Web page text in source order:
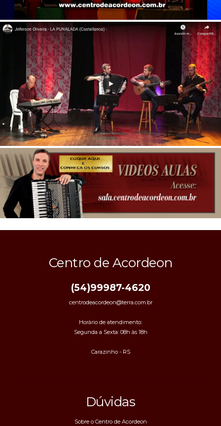
Centro de Acordeon
(54)99987-4620
centrodeacordeon@terra.com.br
Horário de atendimento:
Segunda a Sexta: 08h às 18h
Carazinho - RS
Dúvidas
Sobre o Centro de Acordeon